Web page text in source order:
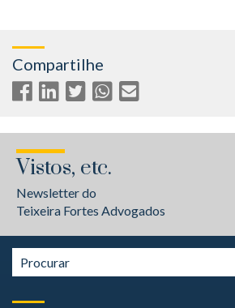
Compartilhe
Vistos, etc.
Newsletter do
Teixeira Fortes Advogados